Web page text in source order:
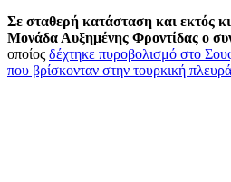
Σε σταθερή κατάσταση και εκτός
Μονάδα Αυξημένης Φροντίδας ο
οποίος δέχτηκε πυροβολισμό στο
που βρίσκονταν στην τουρκική πλευρά